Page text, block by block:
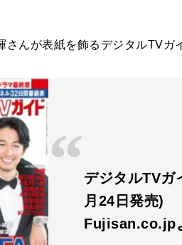
さんが表紙を飾るデジタルTVガ
デジタルTVガ
月24日発売)
Fujisan.co.jp